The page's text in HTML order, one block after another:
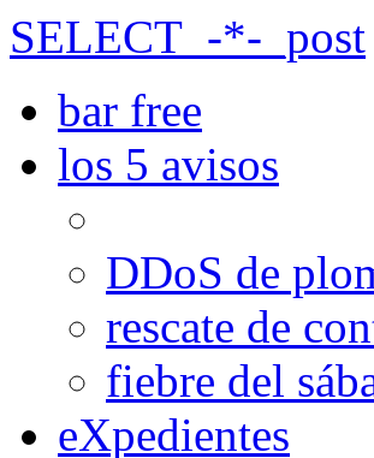
SELECT_-*-_post
bar free
los 5 avisos
DDoS de
rescate de
fiebre del
eXpedientes